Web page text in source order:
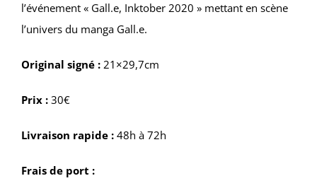
l’événement « Gall.e, Inktober 2020 » mettant en scène
l’univers du manga Gall.e.
Original signé : 21×29,7cm
Prix : 30€
Livraison rapide : 48h à 72h
Frais de port :